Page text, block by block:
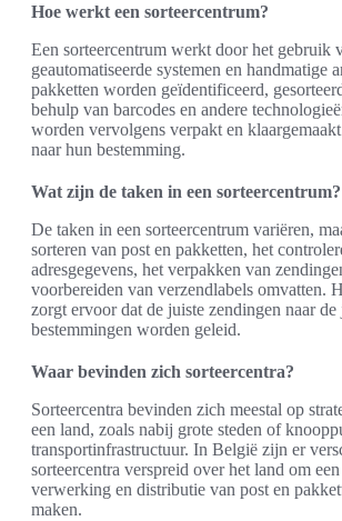
Hoe werkt een sorteercentrum?
Een sorteercentrum werkt door het gebruik
geautomatiseerde systemen en handmatige
pakketten worden geïdentificeerd,
behulp van barcodes en andere
worden vervolgens verpakt en
naar hun bestemming.
Wat zijn de taken in een sorteercentrum?
De taken in een sorteercentrum variëren,
sorteren van post en pakketten, het
adresgegevens, het verpakken van
voorbereiden van verzendlabels omvatten.
zorgt ervoor dat de juiste zendingen naar de
bestemmingen worden geleid.
Waar bevinden zich sorteercentra?
Sorteercentra bevinden zich meestal op
een land, zoals nabij grote steden of
transportinfrastructuur. In België zijn er
sorteercentra verspreid over het land om
verwerking en distributie van post en
maken.